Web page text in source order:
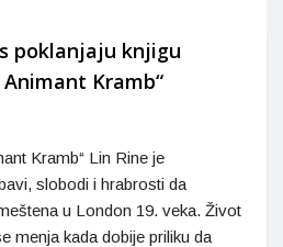
poklanjaju knjigu
Kramb“
Kramb“ Lin Rine je
slobodi i hrabrosti da
u London 19. veka. Život
menja kada dobije priliku da